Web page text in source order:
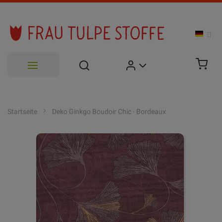
Startseite Deko Ginkgo Boudoir Chic - Bordeaux
Bildgalerie